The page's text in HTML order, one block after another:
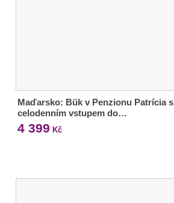
Maďarsko: Bük v Penzionu Patrícia s
celodenním vstupem do…
4 399 Kč